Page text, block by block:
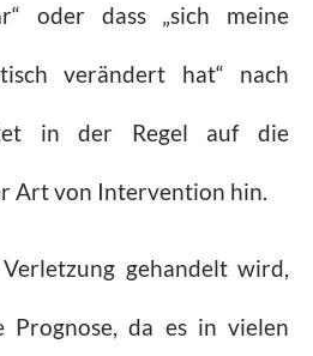
oder dass „sich meine
verändert hat“ nach
in der Regel auf die
Art von Intervention hin.
gehandelt wird,
Prognose, da es in vielen